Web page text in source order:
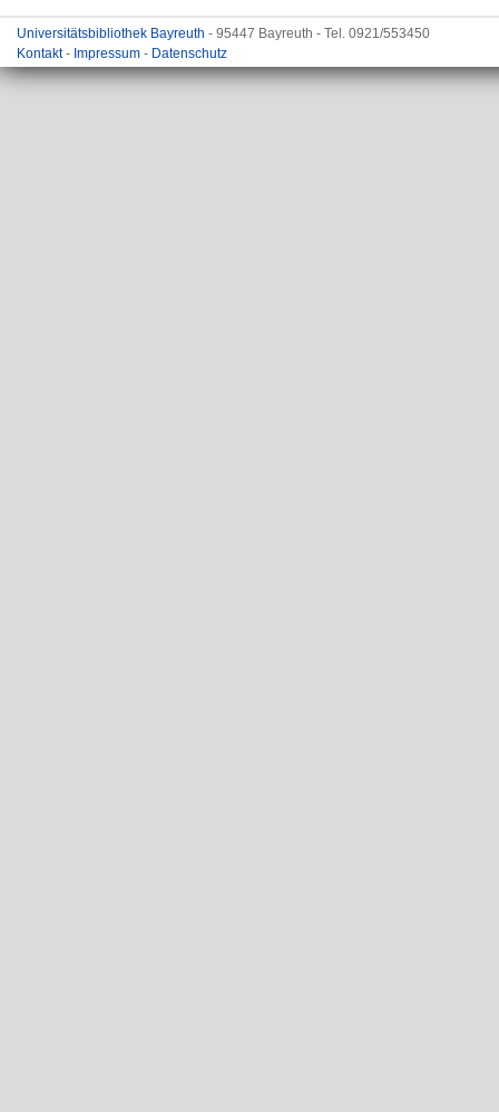
Universitätsbibliothek Bayreuth - 95447 Bayreuth - Tel. 0921/553450
Kontakt- Impressum - Datenschutz